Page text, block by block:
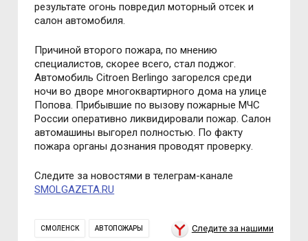
результате огонь повредил моторный отсек и
салон автомобиля.
Причиной второго пожара, по мнению
специалистов, скорее всего, стал поджог.
Автомобиль Citroen Berlingo загорелся среди
ночи во дворе многоквартирного дома на улице
Попова. Прибывшие по вызову пожарные МЧС
России оперативно ликвидировали пожар. Салон
автомашины выгорел полностью. По факту
пожара органы дознания проводят проверку.
Следите за новостями в телеграм-канале
SMOLGAZETA.RU
СМОЛЕНСК АВТОПОЖАРЫ
Следите за нашими